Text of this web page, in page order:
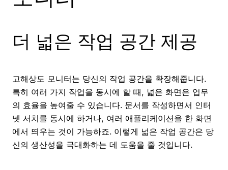
더 넓은 작업 공간 제공
고해상도 모니터는 당신의 작업 공간을 확장해줍니다.
특히 여러 가지 작업을 동시에 할 때, 넓은 화면은 업무
의 효율을 높여줄 수 있습니다. 문서를 작성하면서 인터
넷 서치를 동시에 하거나, 여러 애플리케이션을 한 화면
에서 띄우는 것이 가능하죠. 이렇게 넓은 작업 공간은 당
신의 생산성을 극대화하는 데 도움을 줄 것입니다.